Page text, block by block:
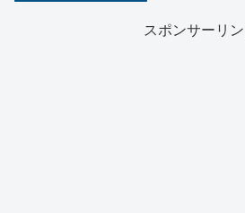
スポンサーリン